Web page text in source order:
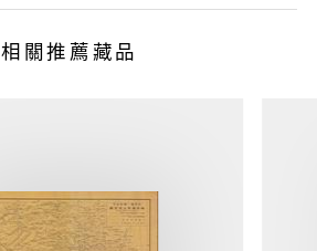
相關推薦藏品